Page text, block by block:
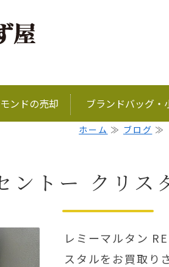
ブランド品
ンドの売却 ブランドバッグ・
ホーム ≫ ブログ ≫
ントー クリス
レミーマルタン
スタルをお買取り